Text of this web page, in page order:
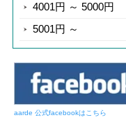
4001円 ～ 5000円
5001円 ～
aarde 公式facebookはこちら